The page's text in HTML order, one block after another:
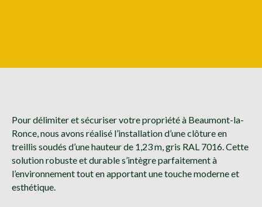
Pour délimiter et sécuriser votre propriété à Beaumont-la-
Ronce, nous avons réalisé l’installation d’une clôture en
treillis soudés d’une hauteur de 1,23 m, gris RAL 7016. Cette
solution robuste et durable s’intègre parfaitement à
l’environnement tout en apportant une touche moderne et
esthétique.